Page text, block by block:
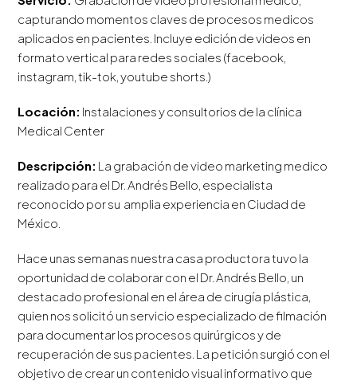
capturando momentos claves de procesos medicos
aplicados en pacientes. Incluye edición de videos en
formato vertical para redes sociales (facebook,
instagram, tik-tok, youtube shorts.)
Locación: Instalaciones y consultorios de la clínica
Medical Center
Descripción: La grabación de video marketing medico
realizado para el Dr. Andrés Bello, especialista
reconocido por su amplia experiencia en Ciudad de
México.
Hace unas semanas nuestra casa productora tuvo la
oportunidad de colaborar con el Dr. Andrés Bello, un
destacado profesional en el área de cirugía plástica,
quien nos solicitó un servicio especializado de filmación
para documentar los procesos quirúrgicos y de
recuperación de sus pacientes. La petición surgió con el
objetivo de crear un contenido visual informativo que